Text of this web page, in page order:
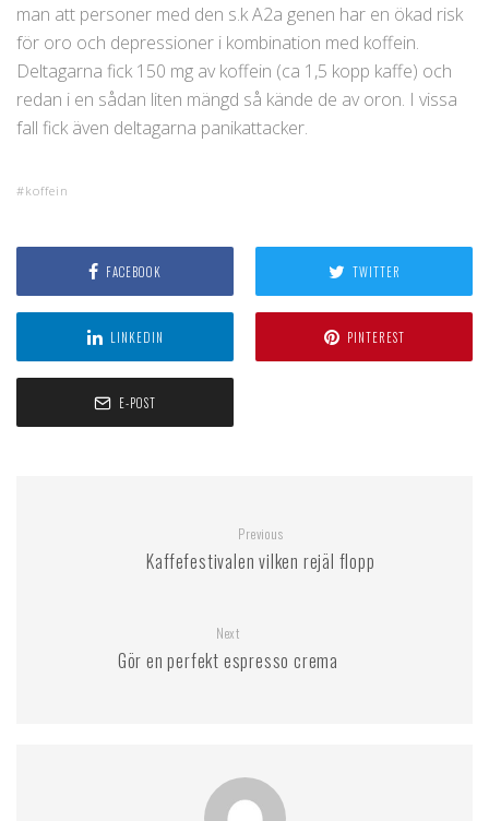
man att personer med den s.k A2a genen har en ökad risk
för oro och depressioner i kombination med koffein.
Deltagarna fick 150 mg av koffein (ca 1,5 kopp kaffe) och
redan i en sådan liten mängd så kände de av oron. I vissa
fall fick även deltagarna panikattacker.
koffein
FACEBOOK TWITTER
LINKEDIN PINTEREST
E-POST
Previous
Kaffefestivalen vilken rejäl flopp
Next
Gör en perfekt espresso crema